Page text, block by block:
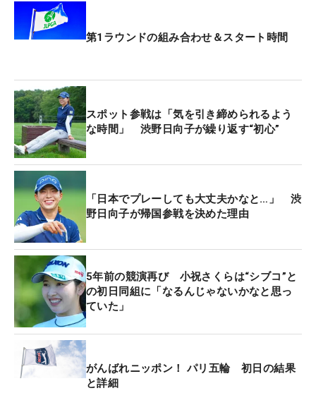
そんななか、連日疲れを口にしながらも、スマイリ
ング・シンデレラは3日間を完走。ファンからの大
「5年前は全英から帰国しての試合だった。そのと
きは自分のなかでも忙しいというか、いろいろと変
わった段階だったので、あまり記憶がないんですけ
ど…」。当時のフィーバーを、5年越しにこう振り返
った。ガラリと変わった環境の変化を受け入れるこ
とに精一杯だった様子だ。
そして「大切な試合なので、この試合に出させてい
ただけるとなったときはありがたいと思いました」
と続ける。「全米女子オープン」で2位に入ったこ
とをきっかけに、一時帰国のタイミングも重なっ
て、このmeijiカップに戻ってくることができたのは
喜びだ。
今回はフランスでの海外メジャー「アムンディ・エ
第1ラウンドの組み合わせ＆スタート時間
スポット参戦は「気を引き締められるよう
な時間」 渋野日向子が繰り返す“初心”
「日本でプレーしても大丈夫かなと…」 渋
野日向子が帰国参戦を決めた理由
5年前の競演再び 小祝さくらは“シブコ”と
の初日同組に「なるんじゃないかなと思っ
ていた」
がんばれニッポン！ パリ五輪 初日の結果
と詳細